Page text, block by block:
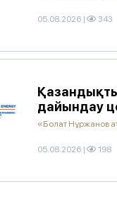
05.08.2026 | 343
дайындау
«Болат Нұржанов
05.08.2026 | 198